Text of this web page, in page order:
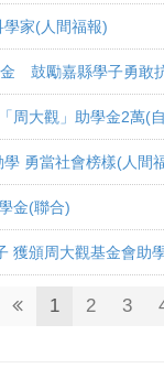
家(人間福報)
鼓勵嘉縣學子勇敢
周大觀」助學金2萬(
勇當社會榜樣(人間
金(聯合)
獲頒周大觀基金會助
1 2 3